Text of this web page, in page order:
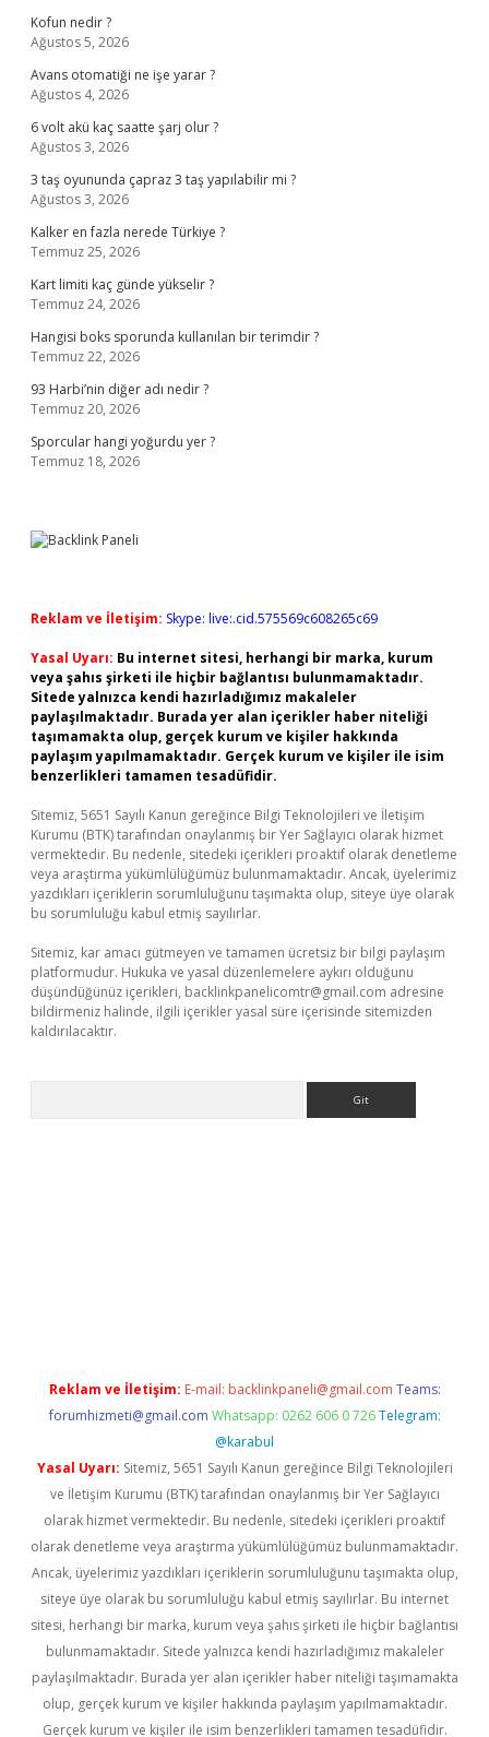
Kofun nedir ?
Ağustos 5, 2026
Avans otomatiği ne işe yarar ?
Ağustos 4, 2026
6 volt akü kaç saatte şarj olur ?
Ağustos 3, 2026
3 taş oyununda çapraz 3 taş yapılabilir mi ?
Ağustos 3, 2026
Kalker en fazla nerede Türkiye ?
Temmuz 25, 2026
Kart limiti kaç günde yükselir ?
Temmuz 24, 2026
Hangisi boks sporunda kullanılan bir terimdir ?
Temmuz 22, 2026
93 Harbi’nin diğer adı nedir ?
Temmuz 20, 2026
Sporcular hangi yoğurdu yer ?
Temmuz 18, 2026
Reklam ve İletişim: Skype: live:.cid.575569c608265c69
Yasal Uyarı: Bu internet sitesi, herhangi bir marka, kurum
veya şahıs şirketi ile hiçbir bağlantısı bulunmamaktadır.
Sitede yalnızca kendi hazırladığımız makaleler
paylaşılmaktadır. Burada yer alan içerikler haber niteliği
taşımamakta olup, gerçek kurum ve kişiler hakkında
paylaşım yapılmamaktadır. Gerçek kurum ve kişiler ile isim
benzerlikleri tamamen tesadüfidir.
Sitemiz, 5651 Sayılı Kanun gereğince Bilgi Teknolojileri ve İletişim
Kurumu (BTK) tarafından onaylanmış bir Yer Sağlayıcı olarak hizmet
vermektedir. Bu nedenle, sitedeki içerikleri proaktif olarak denetleme
veya araştırma yükümlülüğümüz bulunmamaktadır. Ancak, üyelerimiz
yazdıkları içeriklerin sorumluluğunu taşımakta olup, siteye üye olarak
bu sorumluluğu kabul etmiş sayılırlar.
Sitemiz, kar amacı gütmeyen ve tamamen ücretsiz bir bilgi paylaşım
platformudur. Hukuka ve yasal düzenlemelere aykırı olduğunu
düşündüğünüz içerikleri, backlinkpanelicomtr@gmail.com adresine
bildirmeniz halinde, ilgili içerikler yasal süre içerisinde sitemizden
kaldırılacaktır.
Reklam ve İletişim: E-mail: backlinkpaneli@gmail.com Teams:
forumhizmeti@gmail.com Whatsapp: 0262 606 0 726 Telegram:
@karabul
Yasal Uyarı: Sitemiz, 5651 Sayılı Kanun gereğince Bilgi Teknolojileri
ve İletişim Kurumu (BTK) tarafından onaylanmış bir Yer Sağlayıcı
olarak hizmet vermektedir. Bu nedenle, sitedeki içerikleri proaktif
olarak denetleme veya araştırma yükümlülüğümüz bulunmamaktadır.
Ancak, üyelerimiz yazdıkları içeriklerin sorumluluğunu taşımakta olup,
siteye üye olarak bu sorumluluğu kabul etmiş sayılırlar. Bu internet
sitesi, herhangi bir marka, kurum veya şahıs şirketi ile hiçbir bağlantısı
bulunmamaktadır. Sitede yalnızca kendi hazırladığımız makaleler
paylaşılmaktadır. Burada yer alan içerikler haber niteliği taşımamakta
olup, gerçek kurum ve kişiler hakkında paylaşım yapılmamaktadır.
Gerçek kurum ve kişiler ile isim benzerlikleri tamamen tesadüfidir.